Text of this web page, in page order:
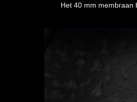
Het 40 mm membraan